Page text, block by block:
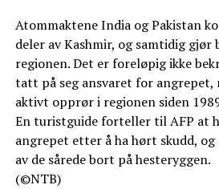
Atommaktene India og Pakistan
deler av Kashmir, og samtidig gjør
regionen. Det er foreløpig ikke
tatt på seg ansvaret for
aktivt opprør i regionen siden
En turistguide forteller til AFP at
angrepet etter å ha hørt skudd,
av de sårede bort på hesteryggen.
(©NTB)